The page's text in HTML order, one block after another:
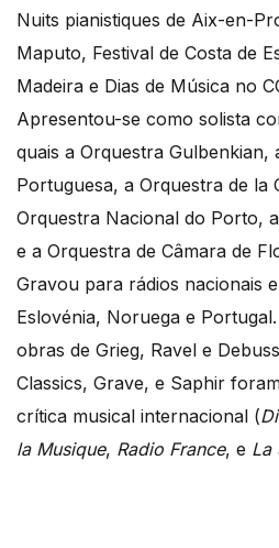
Nuits pianistiques de Aix-en-
Maputo, Festival de Costa de
Madeira e Dias de Música no
Apresentou-se como solista
quais a Orquestra Gulbenkian,
Portuguesa, a Orquestra de la
Orquestra Nacional do Porto,
e a Orquestra de Câmara de
Gravou para rádios nacionais
Eslovénia, Noruega e
obras de Grieg, Ravel e
Classics, Grave, e Saphir
crítica musical internacional (
la Musique, Radio France, e La